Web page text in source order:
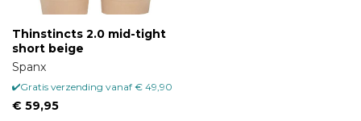
Thinstincts 2.0 mid-tight
short beige
Spanx
Gratis verzending vanaf € 49,90
€ 59,95